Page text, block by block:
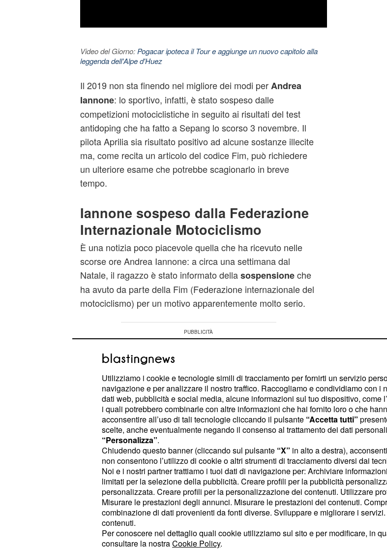
Video del Giorno: Pogacar ipoteca il Tour e aggiunge un nuovo capitolo alla
leggenda dell'Alpe d'Huez
Il 2019 non sta finendo nel migliore dei modi perAndrea
Iannone: lo sportivo, infatti, è stato sospeso dalle
competizioni motociclistiche in seguito ai risultati del test
antidoping che ha fatto a Sepang lo scorso 3 novembre. Il
pilota Aprilia sia risultato positivo ad alcune sostanze illecite
ma, come recita un articolo del codice Fim, può richiedere
un ulteriore esame che potrebbe scagionarlo in breve
tempo.
Iannone sospeso dalla Federazione
Internazionale Motociclismo
È una notizia poco piacevole quella che ha ricevuto nelle
scorse ore Andrea Iannone: a circa una settimana dal
Natale, il ragazzo è stato informato dellasospensioneche
ha avuto da parte della Fim (Federazione internazionale del
motociclismo) per un motivo apparentemente molto serio.
Come riportano tutti i siti d'informazione oggi, martedì 17
dicembre, il pilota Aprilia è risultatopositivo al test
antidopingche gli è stato fatto a Sepang dopo la gara del 3
novembre: gli esami di laboratorio, infatti, hanno evidenziato
Utilizziamo i cookie e tecnologie simili di tracciamento per fornirti un servizio
navigazione e per analizzare il nostro traffico. Raccogliamo e condividiamo con i
dati web, pubblicità e social media, alcune informazioni sul tuo dispositivo, come
i quali potrebbero combinarle con altre informazioni che hai fornito loro o che
acconsentire all’uso di tali tecnologie cliccando il pulsante “Accetta tutti”
scelte, anche eventualmente negando il consenso al trattamento dei dati
“Personalizza”.
Chiudendo questo banner (cliccando sul pulsante “X” in alto a destra),
non consentono l’utilizzo di cookie o altri strumenti di tracciamento diversi dai
Noi e i nostri partner trattiamo i tuoi dati di navigazione per: Archiviare
limitati per la selezione della pubblicità. Creare profili per la pubblicità
personalizzata. Creare profili per la personalizzazione dei contenuti. Utilizzare
Misurare le prestazioni degli annunci. Misurare le prestazioni dei contenuti.
combinazione di dati provenienti da fonti diverse. Sviluppare e migliorare i
contenuti.
Per conoscere nel dettaglio quali cookie utilizziamo sul sito e per modificare, in
consultare la nostraCookie Policy.